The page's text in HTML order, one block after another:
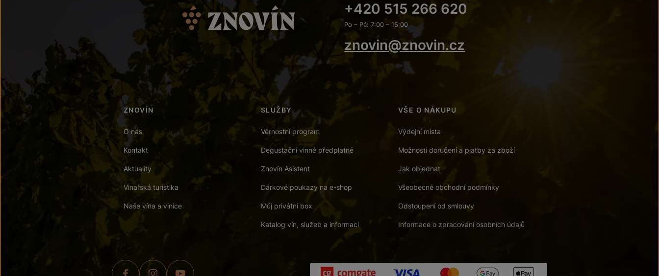
+420 515 266 620
Po – Pá: 7:00 – 15:00
znovin@znovin.cz
ZNOVÍN
O nás
Kontakt
Aktuality
Vinařská turistika
Naše vína a vinice
SLUŽBY
Věrnostní program
Degustační vinné předplatné
Znovín Asistent
Dárkové poukazy na e-shop
Můj privátní box
Katalog vín, služeb a informací
VŠE O NÁKUPU
Výdejní místa
Možnosti doručení a platby za zboží
Jak objednat
Všeobecné obchodní podmínky
Odstoupení od smlouvy
Informace o zpracování osobních údajů